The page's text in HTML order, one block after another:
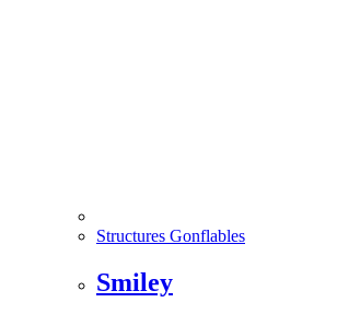
Structures Gonflables
Smiley